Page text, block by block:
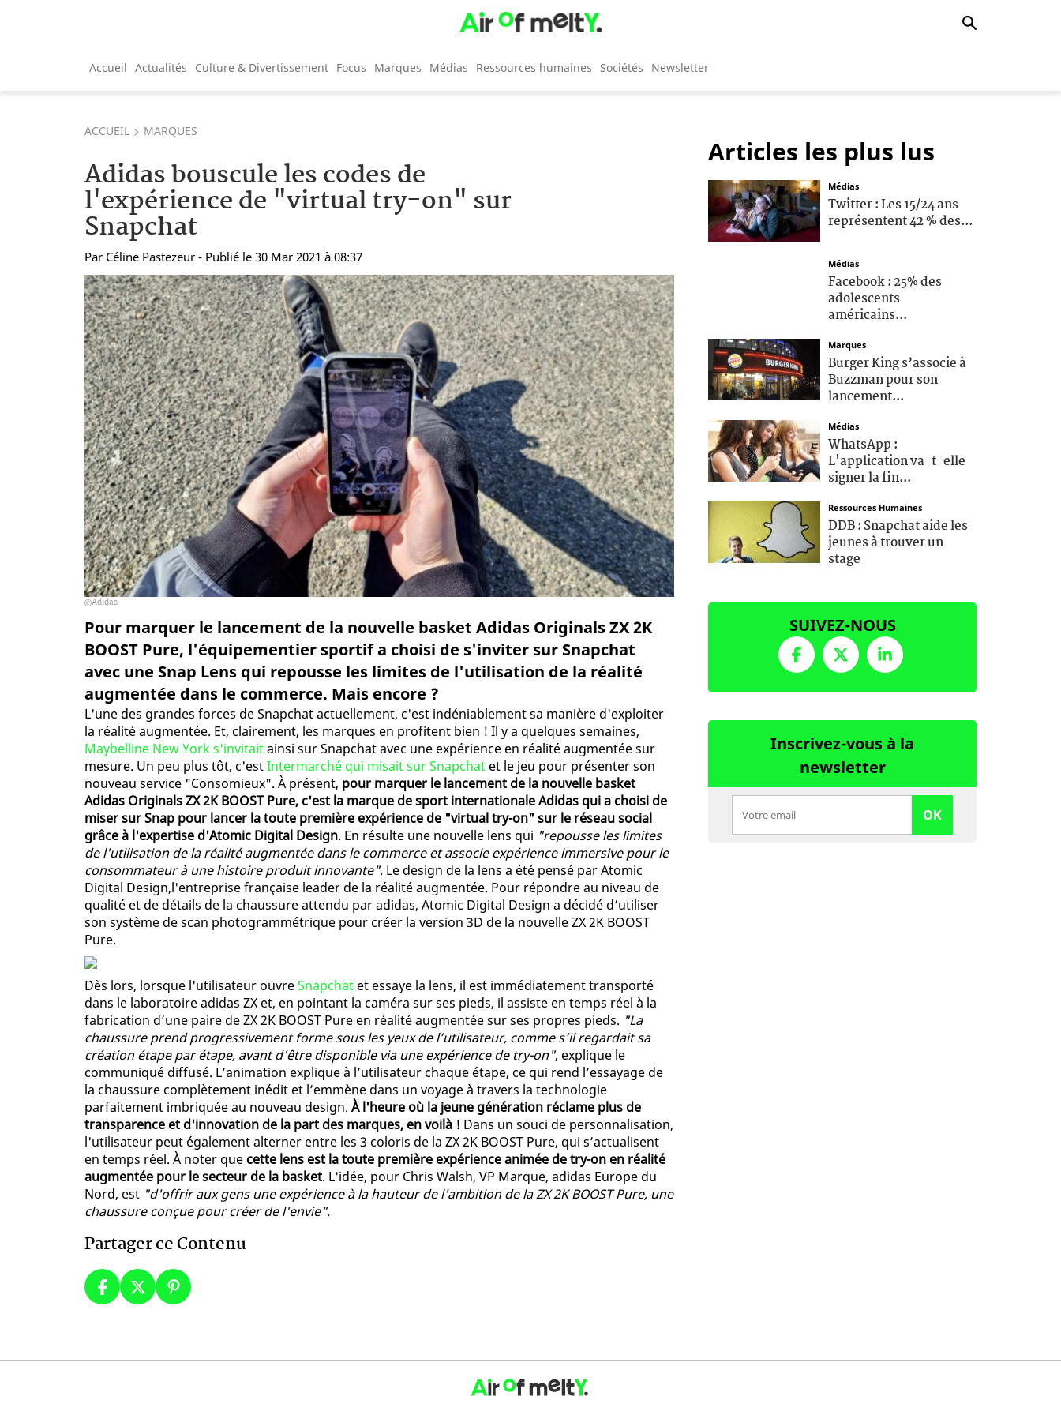
Accueil Actualités Culture & Divertissement Focus Marques Médias Ressources humaines Sociétés Newsletter
ACCUEIL MARQUES
Adidas bouscule les codes de
l'expérience de "virtual try-on" sur
Snapchat
Par Céline Pastezeur - Publié le 30 Mar 2021 à 08:37
Adidas
Pour marquer le lancement de la nouvelle basket Adidas Originals ZX 2K
BOOST Pure, l'équipementier sportif a choisi de s'inviter sur Snapchat
avec une Snap Lens qui repousse les limites de l'utilisation de la réalité
augmentée dans le commerce. Mais encore ?
L'une des grandes forces de Snapchat actuellement, c'est indéniablement sa manière d'exploiter
la réalité augmentée. Et, clairement, les marques en profitent bien ! Il y a quelques semaines,
Maybelline New York s'invitaitainsi sur Snapchat avec une expérience en réalité augmentée sur
mesure. Un peu plus tôt, c'estIntermarché qui misait sur Snapchat et le jeu pour présenter son
nouveau service "Consomieux". À présent, pour marquer le lancement de la nouvelle basket
Adidas Originals ZX 2K BOOST Pure, c'est la marque de sport internationale Adidas qui a choisi de
miser sur Snap pour lancer la toute première expérience de "virtual try-on" sur le réseau social
grâce à l'expertise d'Atomic Digital Design. En résulte une nouvelle lens qui "repousse les limites
de l'utilisation de la réalité augmentée dans le commerce et associe expérience immersive pour le
consommateur à une histoire produit innovante". Le design de la lens a été pensé par Atomic
Digital Design,l'entreprise française leader de la réalité augmentée. Pour répondre au niveau de
qualité et de détails de la chaussure attendu par adidas, Atomic Digital Design a décidé d’utiliser
son système de scan photogrammétrique pour créer la version 3D de la nouvelle ZX 2K BOOST
Pure.
Dès lors, lorsque l'utilisateur ouvreSnapchat et essaye la lens, il est immédiatement transporté
dans le laboratoire adidas ZX et, en pointant la caméra sur ses pieds, il assiste en temps réel à la
fabrication d’une paire de ZX 2K BOOST Pure en réalité augmentée sur ses propres pieds. "La
chaussure prend progressivement forme sous les yeux de l’utilisateur, comme s’il regardait sa
création étape par étape, avant d’être disponible via une expérience de try-on", explique le
communiqué diffusé. L’animation explique à l’utilisateur chaque étape, ce qui rend l’essayage de
la chaussure complètement inédit et l’emmène dans un voyage à travers la technologie
parfaitement imbriquée au nouveau design. À l'heure où la jeune génération réclame plus de
transparence et d'innovation de la part des marques, en voilà ! Dans un souci de personnalisation,
l'utilisateur peut également alterner entre les 3 coloris de la ZX 2K BOOST Pure, qui s’actualisent
en temps réel. À noter que cette lens est la toute première expérience animée de try-on en réalité
augmentée pour le secteur de la basket. L'idée, pour Chris Walsh, VP Marque, adidas Europe du
Nord, est "d'offrir aux gens une expérience à la hauteur de l'ambition de la ZX 2K BOOST Pure, une
chaussure conçue pour créer de l'envie".
Partager ce Contenu
Articles les plus lus
Médias
Twitter : Les 15/24 ans
représentent 42 % des...
Médias
Facebook : 25% des
adolescents
américains...
Marques
Burger King s’associe à
Buzzman pour son
lancement...
Médias
WhatsApp :
L'application va-t-elle
signer la fin...
Ressources Humaines
DDB : Snapchat aide les
jeunes à trouver un
stage
SUIVEZ-NOUS
Inscrivez-vous à la
newsletter
OK